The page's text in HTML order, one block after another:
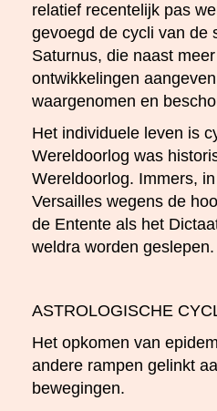
relatief recentelijk pas
gevoegd de cycli van de
Saturnus, die naast
ontwikkelingen
waargenomen en
Het individuele leven is
Wereldoorlog was
Wereldoorlog. Immers,
Versailles wegens de
de Entente als het
weldra worden geslepen.
ASTROLOGISCHE
Het opkomen van
andere rampen gelinkt
bewegingen.